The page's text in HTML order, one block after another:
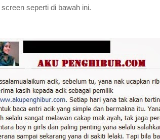
seperti di bawah ini.